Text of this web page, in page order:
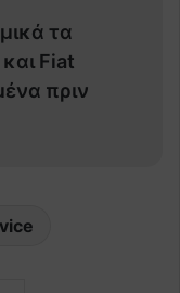
τα
Fiat
πριν